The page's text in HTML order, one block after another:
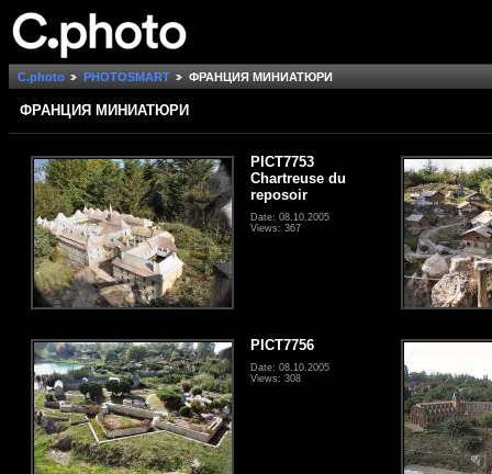
C.photo PHOTOSMART ФРАНЦИЯ МИНИАТЮРИ
ФРАНЦИЯ МИНИАТЮРИ
PICT7753
Chartreuse du
reposoir
Date: 08.10.2005
Views: 367
PICT7756
Date: 08.10.2005
Views: 308